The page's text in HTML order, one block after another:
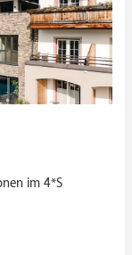
im 4*S